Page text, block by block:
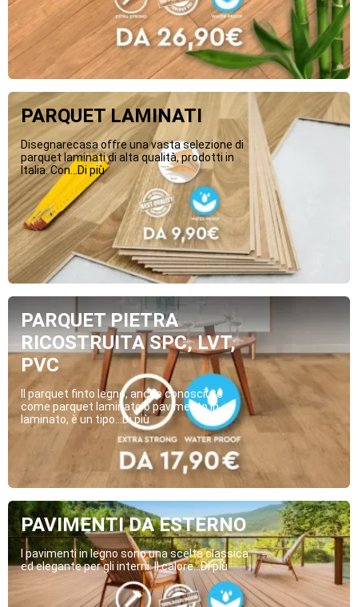
PARQUET LAMINATI
Disegnarecasa offre una vasta selezione di
parquet laminati di alta qualità, prodotti in
Italia. Con...Di più
PARQUET PIETRA
RICOSTRUITA SPC, LVT,
PVC
Il parquet finto legno, anche conosciuto
come parquet laminato o pavimento in
laminato, è un tipo...Di più
PAVIMENTI DA ESTERNO
I pavimenti in legno sono una scelta classica
ed elegante per gli interni. Il calore...Di più